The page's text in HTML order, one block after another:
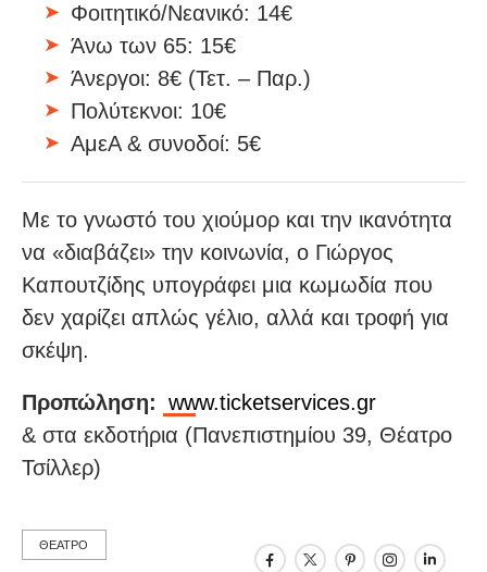
Φοιτητικό/Νεανικό: 14€
Άνω των 65: 15€
Άνεργοι: 8€ (Τετ. – Παρ.)
Πολύτεκνοι: 10€
ΑμεΑ & συνοδοί: 5€
Με το γνωστό του χιούμορ και την ικανότητα
να «διαβάζει» την κοινωνία, ο Γιώργος
Καπουτζίδης υπογράφει μια κωμωδία που
δεν χαρίζει απλώς γέλιο, αλλά και τροφή για
σκέψη.
Προπώληση: www.ticketservices.gr
& στα εκδοτήρια (Πανεπιστημίου 39, Θέατρο
Τσίλλερ)
ΘΕΑΤΡΟ